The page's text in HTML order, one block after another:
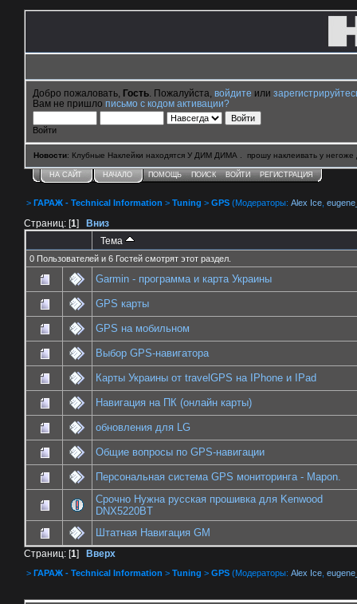
Добро пожаловать, Гость . Пожалуйста, войдите или
Вам не пришло письмо с кодом активации?
Войти
Новости: Клубные Наклейки находятся У ДИМ ДИМА . прошу наклеивать у негоже
НА САЙТ НАЧАЛО ПОМОЩЬ ПОИСК ВОЙТИ РЕГИСТРАЦИЯ
> ГАРАЖ - Technical Information > Tuning > GPS (Модераторы: Alex Ice
Страниц: [1] Вниз
Тема
0 Пользователей и 6 Гостей смотрят этот раздел.
Garmin - программа и карта Украины
GPS карты
GPS на мобильном
Выбор GPS-навигатора
Карты Украины от travelGPS на IPhone и IPad
Навигация на ПК (онлайн карты)
обновления для LG
Общие вопросы по GPS-навигации
Персональная система GPS мониторинга - Mapon.
Срочно Нужна русская прошивка для Kenwood
DNX5220BT
Штатная Навигация GM
Страниц: [1] Вверх
> ГАРАЖ - Technical Information > Tuning > GPS (Модераторы: Alex Ice